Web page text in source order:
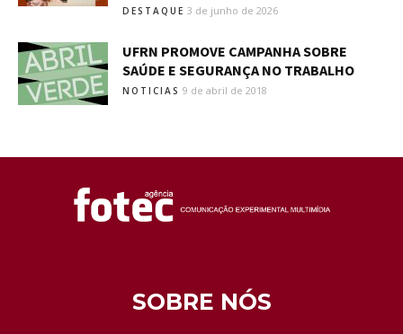
DESTAQUE 3 de junho de 2026
UFRN PROMOVE CAMPANHA SOBRE
SAÚDE E SEGURANÇA NO TRABALHO
NOTICIAS 9 de abril de 2018
SOBRE NÓS